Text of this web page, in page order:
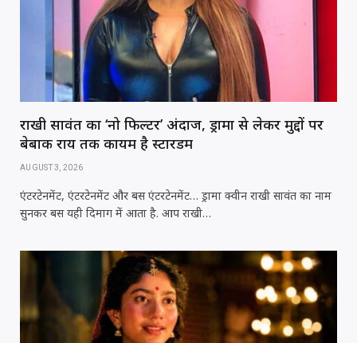
राखी सावंत का ‘नो फिल्टर’ अंदाज, ड्रामा से लेकर मुद्दों पर
बेबाक राय तक कायम है स्टारडम
AUGUST 3, 2026
एंटरटेनमेंट, एंटरटेनमेंट और बस एंटरटेनमेंट… ड्रामा क्वीन राखी सावंत का नाम
सुनकर बस यही दिमाग में आता है. आप राखी…